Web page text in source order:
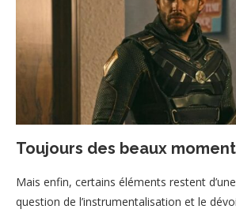
Toujours des beaux
Mais enfin, certains éléments restent
question de l’instrumentalisation et le